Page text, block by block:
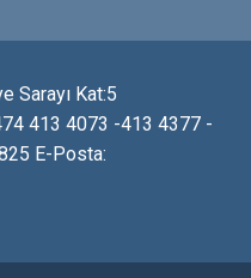
Sarayı Kat:5
413 4073 -413 4377 -
E-Posta: